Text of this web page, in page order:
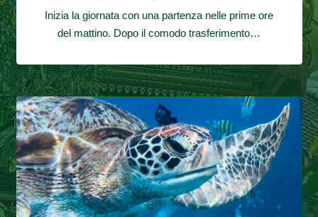
Inizia la giornata con una partenza nelle prime ore
del mattino. Dopo il comodo trasferimento…